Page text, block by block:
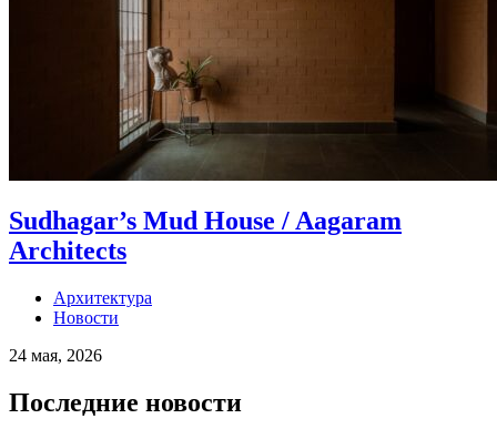
Sudhagar’s Mud House / Aagaram
Architects
Архитектура
Новости
24 мая, 2026
Последние новости